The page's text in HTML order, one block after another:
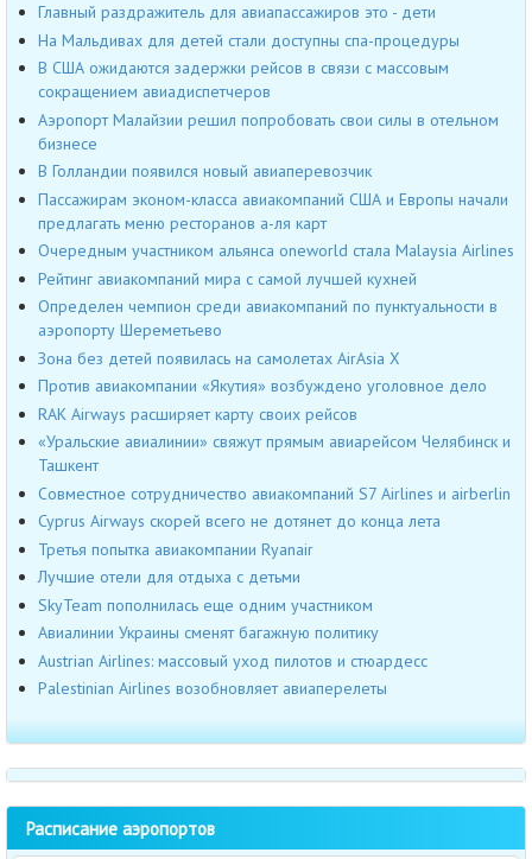
Главный раздражитель для авиапассажиров это - дети
На Мальдивах для детей стали доступны спа-процедуры
В США ожидаются задержки рейсов в связи с массовым
сокращением авиадиспетчеров
Аэропорт Малайзии решил попробовать свои силы в отельном
бизнесе
В Голландии появился новый авиаперевозчик
Пассажирам эконом-класса авиакомпаний США и Европы начали
предлагать меню ресторанов а-ля карт
Очередным участником альянса oneworld стала Malaysia Airlines
Рейтинг авиакомпаний мира с самой лучшей кухней
Определен чемпион среди авиакомпаний по пунктуальности в
аэропорту Шереметьево
Зона без детей появилась на самолетах AirAsia Х
Против авиакомпании «Якутия» возбуждено уголовное дело
RAK Airways расширяет карту своих рейсов
«Уральские авиалинии» свяжут прямым авиарейсом Челябинск и
Ташкент
Совместное сотрудничество авиакомпаний S7 Airlines и airberlin
Cyprus Airways скорей всего не дотянет до конца лета
Третья попытка авиакомпании Ryanair
Лучшие отели для отдыха с детьми
SkyTeam пополнилась еще одним участником
Авиалинии Украины сменят багажную политику
Austrian Airlines: массовый уход пилотов и стюардесс
Palestinian Airlines возобновляет авиаперелеты
Расписание аэропортов